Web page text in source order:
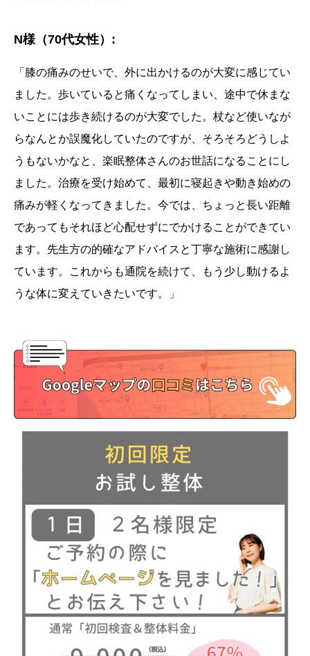
N様（70代女性）:
「膝の痛みのせいで、外に出かけるのが大変に感じてい
ました。歩いていると痛くなってしまい、途中で休まな
いことには歩き続けるのが大変でした。杖など使いなが
らなんとか誤魔化していたのですが、そろそろどうしよ
うもないかなと、楽眠整体さんのお世話になることにし
ました。治療を受け始めて、最初に寝起きや動き始めの
痛みが軽くなってきました。今では、ちょっと長い距離
であってもそれほど心配せずにでかけることができてい
ます。先生方の的確なアドバイスと丁寧な施術に感謝し
ています。これからも通院を続けて、もう少し動けるよ
うな体に変えていきたいです。」